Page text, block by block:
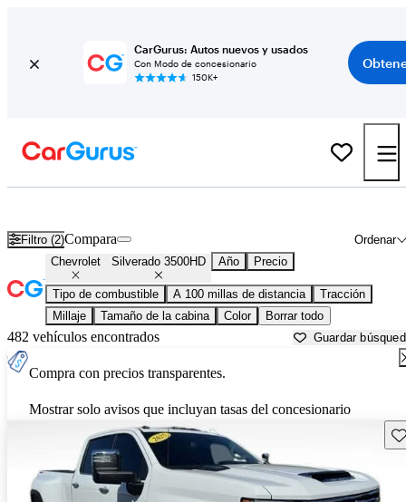
CarGurus: Autos nuevos y usados
Con Modo de concesionario
150K+
Filtro (2) Ordenar
Compara
Chevrolet Silverado 3500HD Año Precio
Tipo de combustible A 100 millas de distancia
Tracción
Millaje
Tamaño de la cabina Color Borrar todo
482 vehículos encontrados Guardar
Compra con precios transparentes.
Mostrar solo avisos que incluyan tasas del concesionario